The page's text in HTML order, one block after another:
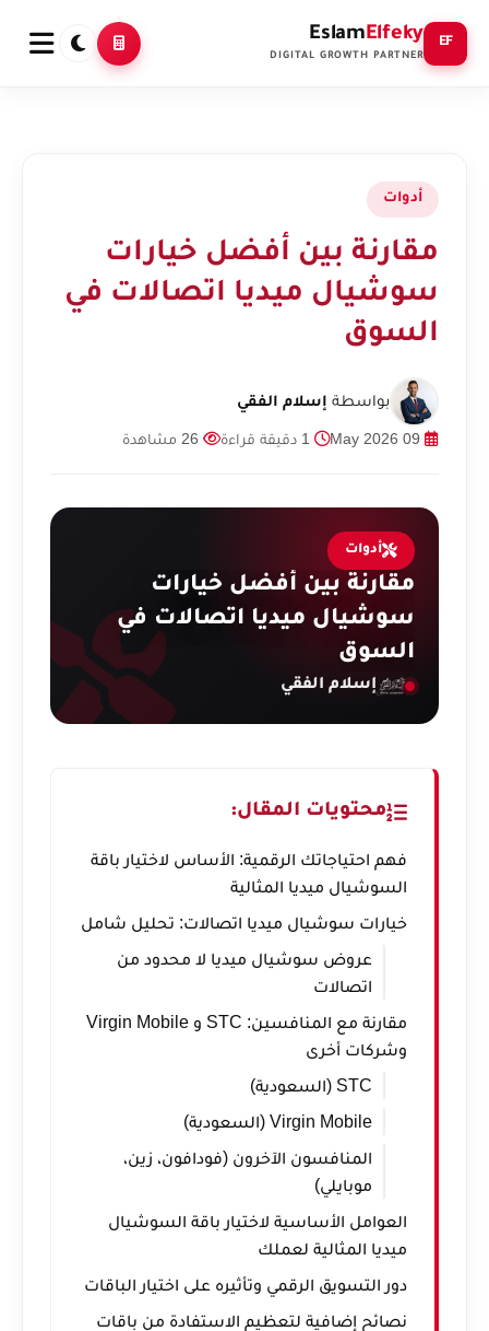
EF
EslamElfeky
DIGITAL GROWTH PARTNER
أدوات
مقارنة بين أفضل خيارات
سوشيال ميديا اتصالات في
السوق
بواسطة إسلام الفقي
أدوات
مقارنة بين أفضل خيارات
سوشيال ميديا اتصالات في
السوق
إسلام الفقي
محتويات المقال:
فهم احتياجاتك الرقمية: الأساس لاختيار باقة
السوشيال ميديا المثالية
خيارات سوشيال ميديا اتصالات: تحليل شامل
عروض سوشيال ميديا لا محدود من
اتصالات
مقارنة مع المنافسين: STC و Virgin Mobile
وشركات أخرى
STC (السعودية)
Virgin Mobile (السعودية)
المنافسون الآخرون (فودافون، زين،
موبايلي)
العوامل الأساسية لاختيار باقة السوشيال
ميديا المثالية لعملك
دور التسويق الرقمي وتأثيره على اختيار الباقات
نصائح إضافية لتعظيم الاستفادة من باقات